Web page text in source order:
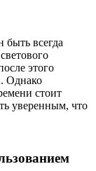
всегда
этого
Однако
стоит
уверенным, что